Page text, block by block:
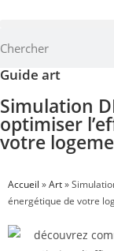
Guide art
Simulation
optimiser
votre
Accueil »Art»
énergétique de votre